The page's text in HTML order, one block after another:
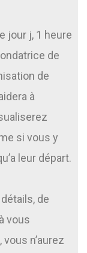
jour j, 1 heure
de
de
à
si vous y
leur départ.
de
vous
n’aurez